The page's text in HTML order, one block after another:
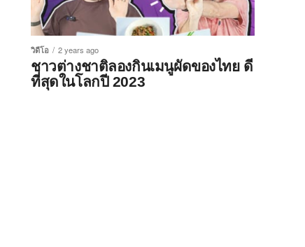
วิดีโอ 2 years ago
ชาวต่างชาติลองกินเมนูผัดของไทย ดี
ที่สุดในโลกปี 2023